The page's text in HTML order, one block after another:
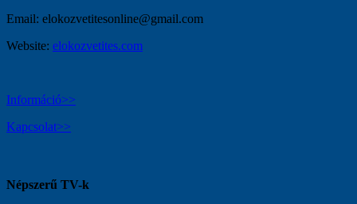
Email: elokozvetitesonline@gmail.com
Website: elokozvetites.com
Információ>>
Kapcsolat>>
Népszerű TV-k